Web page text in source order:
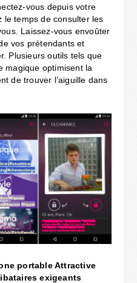
vous depuis votre
le temps de consulter les
Laissez-vous envoûter
vos prétendants et
Plusieurs outils tels que
magique optimisent la
de trouver l’aiguille dans
portable Attractive
exigeants